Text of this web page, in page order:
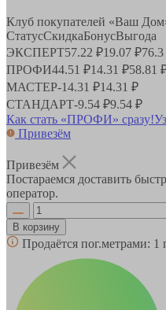
Клуб покупателей «Ваш
СтатусСкидкаБонусВыгода
ЭКСПЕРТ57.22 ₽19.07 ₽
ПРОФИ44.51 ₽14.31 ₽58.81
МАСТЕР-14.31 ₽14.31 ₽
СТАНДАРТ-9.54 ₽9.54 ₽
Как стать «ПРОФИ» сразу!
Привезём
Привезём
Постараемся доставить
оператор.
В корзину
Продаётся пог.метрами: 1